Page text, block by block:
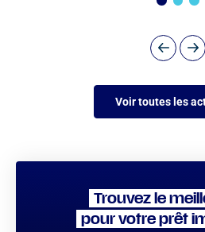
Voir toutes les
Trouvez le
pour votre prêt